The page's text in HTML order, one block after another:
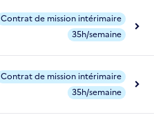
Contrat de mission intérimaire
35h/semaine
Contrat de mission intérimaire
35h/semaine